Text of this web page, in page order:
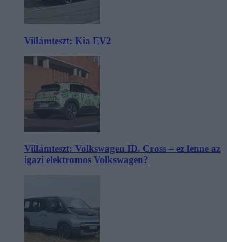
Villámteszt: Kia EV2
Villámteszt: Volkswagen ID. Cross – ez lenne az
igazi elektromos Volkswagen?